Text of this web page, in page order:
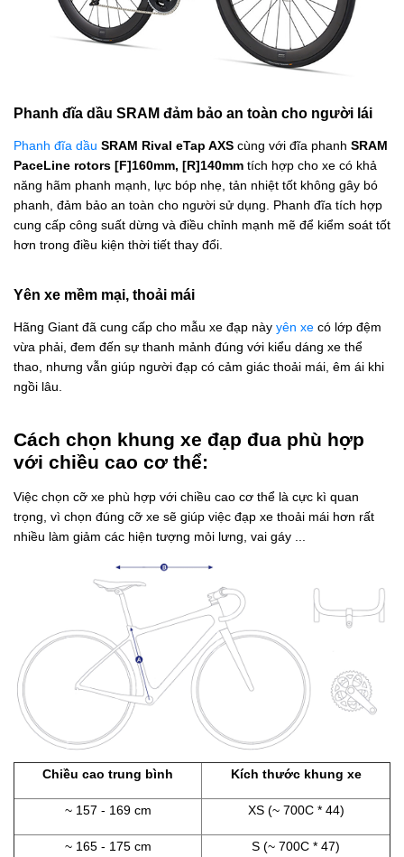
Phanh đĩa dầu SRAM đảm bảo an toàn cho người lái
Phanh đĩa dầu SRAM Rival eTap AXS cùng với đĩa phanh SRAM
PaceLine rotors [F]160mm, [R]140mm tích hợp cho xe có khả
năng hãm phanh mạnh, lực bóp nhẹ, tản nhiệt tốt không gây bó
phanh, đảm bảo an toàn cho người sử dụng. Phanh đĩa tích hợp
cung cấp công suất dừng và điều chỉnh mạnh mẽ để kiểm soát tốt
hơn trong điều kiện thời tiết thay đổi.
Yên xe mềm mại, thoải mái
Hãng Giant đã cung cấp cho mẫu xe đạp này yên xe có lớp đệm
vừa phải, đem đến sự thanh mảnh đúng với kiểu dáng xe thể
thao, nhưng vẫn giúp người đạp có cảm giác thoải mái, êm ái khi
ngồi lâu.
Cách chọn khung xe đạp đua phù hợp
với chiều cao cơ thể:
Việc chọn cỡ xe phù hợp với chiều cao cơ thể là cực kì quan
trọng, vì chọn đúng cỡ xe sẽ giúp việc đạp xe thoải mái hơn rất
nhiều làm giảm các hiện tượng mỏi lưng, vai gáy ...
Chiều cao trung bình Kích thước khung xe
~ 157 - 169 cm XS (~ 700C * 44)
~ 165 - 175 cm S (~ 700C * 47)